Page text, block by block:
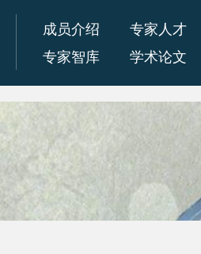
成员介绍
专家人才
专家智库
学术论文